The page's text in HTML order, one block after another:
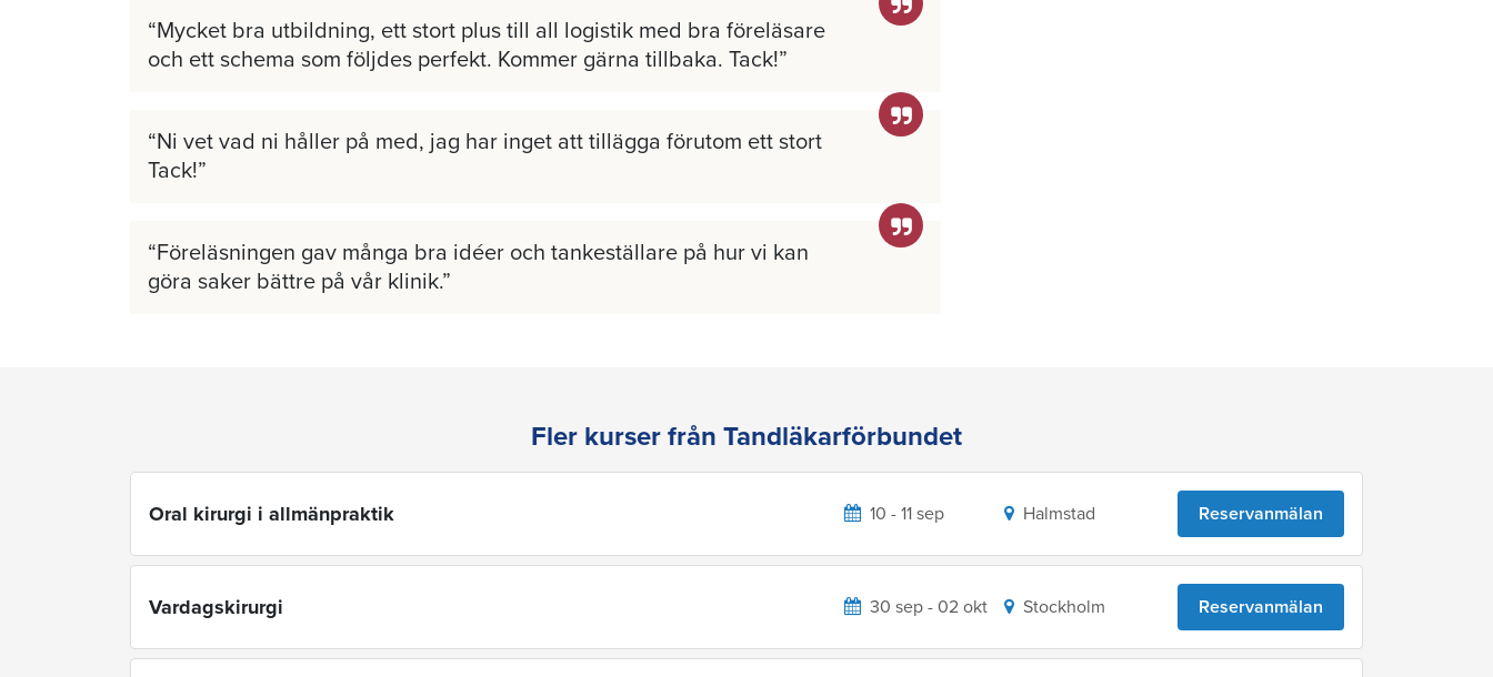
Mycket bra utbildning, ett stort plus till all logistik med bra föreläsare
och ett schema som följdes perfekt. Kommer gärna tillbaka. Tack!
Ni vet vad ni håller på med, jag har inget att tillägga förutom ett stort
Tack!
Föreläsningen gav många bra idéer och tankeställare på hur vi kan
göra saker bättre på vår klinik.
Fler kurser från Tandläkarförbundet
Oral kirurgi i allmänpraktik 10 - 11 sep Halmstad Reservanmälan
Vardagskirurgi 30 sep - 02 okt Stockholm Reservanmälan